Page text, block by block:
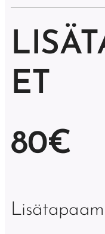
ET
80€